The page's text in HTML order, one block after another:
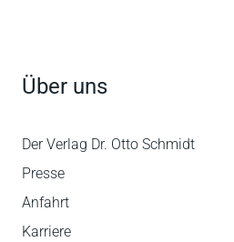
Über uns
Der Verlag Dr. Otto Schmidt
Presse
Anfahrt
Karriere